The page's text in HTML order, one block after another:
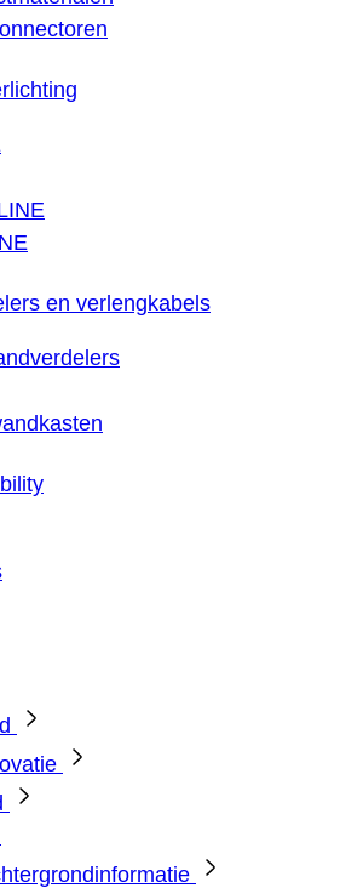
en verlengkabels